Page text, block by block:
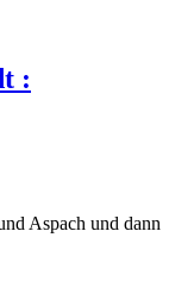
:
Aspach und dann